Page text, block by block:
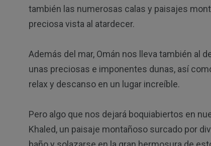
también las numerosas calas y paisajes
preciosa vista al atardecer.
Además del mar, Omán nos lleva también al
unas preciosas e imponentes dunas, así
relax y descanso en un lugar increíble.
Pero algo que nos dejará boquiabiertos en
Khaled, un paisaje montañoso surcado por